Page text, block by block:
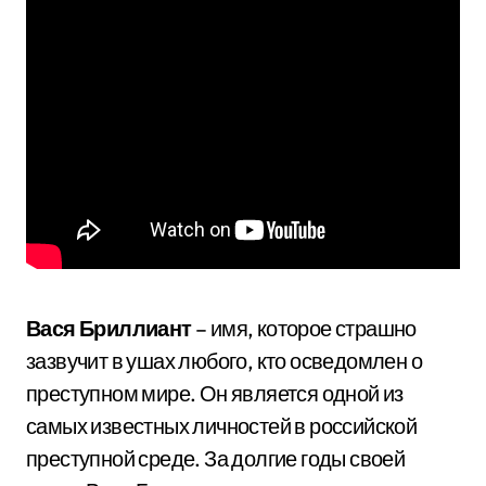
Вася Бриллиант– имя, которое страшно
зазвучит в ушах любого, кто осведомлен о
преступном мире. Он является одной из
самых известных личностей в российской
преступной среде. За долгие годы своей